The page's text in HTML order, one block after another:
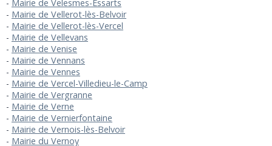
Mairie de Velesmes-Essarts
Mairie de Vellerot-lès-Belvoir
Mairie de Vellerot-lès-Vercel
Mairie de Vellevans
Mairie de Venise
Mairie de Vennans
Mairie de Vennes
Mairie de Vercel-Villedieu-le-Camp
Mairie de Vergranne
Mairie de Verne
Mairie de Vernierfontaine
Mairie de Vernois-lès-Belvoir
Mairie du Vernoy